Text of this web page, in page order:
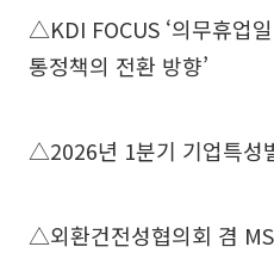
△KDI FOCUS ‘의무휴업
통정책의 전환 방향’
△2026년 1분기 기업특성
△외환건전성협의회 겸